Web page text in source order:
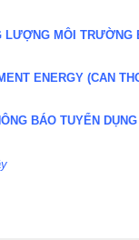
LƯỢNG MÔI TRƯỜNG
ENERGY (CAN
BÁO TUYỂN DỤNG